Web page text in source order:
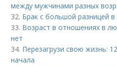
между мужчинами разных
32. Брак с большой разницей
33. Возраст в отношениях в
нет
34. Перезагрузи свою жизнь:
начала